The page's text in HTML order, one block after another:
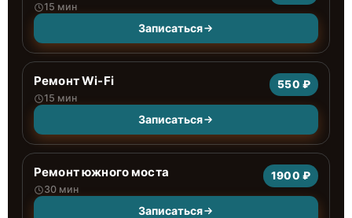
15 мин
Записаться
Ремонт Wi-Fi
15 мин
550 ₽
Записаться
Ремонт южного моста
30 мин
1900 ₽
Записаться